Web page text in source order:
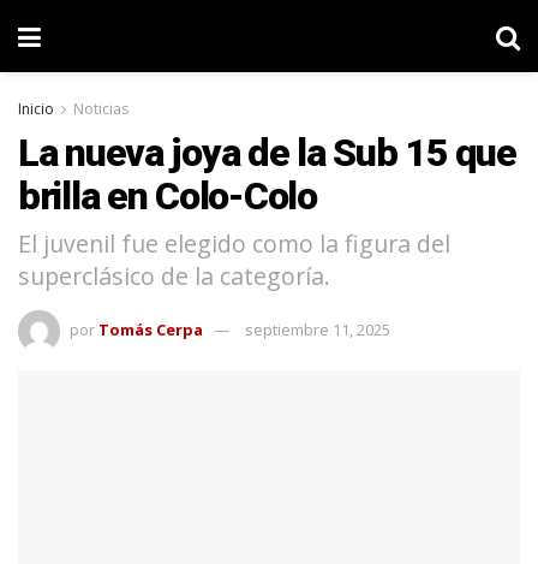
Inicio Noticias
La nueva joya de la Sub 15 que
brilla en Colo-Colo
El juvenil fue elegido como la figura del
superclásico de la categoría.
por Tomás Cerpa septiembre 11, 2025